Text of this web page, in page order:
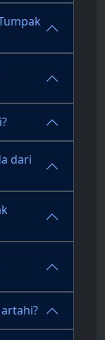
dari